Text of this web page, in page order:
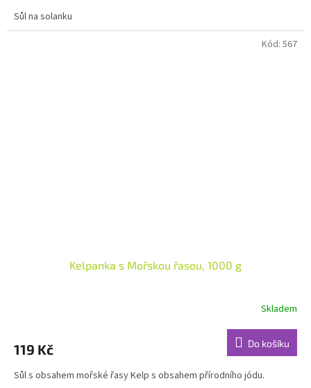
Sůl na solanku
Kelpanka s Mořskou řasou, 1000 g
Skladem
119 Kč Do košíku
Sůl s obsahem mořské řasy Kelp s obsahem přírodního jódu.
Kód: 567